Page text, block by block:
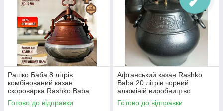
Рашко Баба 8 літрів
комбінований казан
скороварка Rashko Baba
алюміній виробництво
Афганістан
Готово до відправки
Афганський казан Rashko
Baba 20 літрів чорний
алюміній виробництво
Афганістан Рашко Баба
Готово до відправки